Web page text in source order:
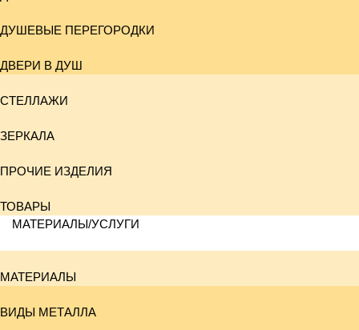
ДУШЕВЫЕ ПЕРЕГОРОДКИ
ДВЕРИ В ДУШ
СТЕЛЛАЖИ
ЗЕРКАЛА
ПРОЧИЕ ИЗДЕЛИЯ
ТОВАРЫ
МАТЕРИАЛЫ/УСЛУГИ
МАТЕРИАЛЫ
ВИДЫ МЕТАЛЛА